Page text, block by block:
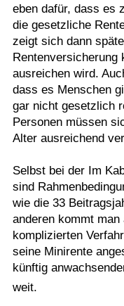
eben dafür, dass es
die gesetzliche
zeigt sich dann
Rentenversicherung
ausreichen wird.
dass es Menschen
gar nicht gesetzlich
Personen müssen
Alter ausreichend
Selbst bei der Im
sind
wie die 33
anderen kommt
komplizierten
seine Minirente
künftig
weit.